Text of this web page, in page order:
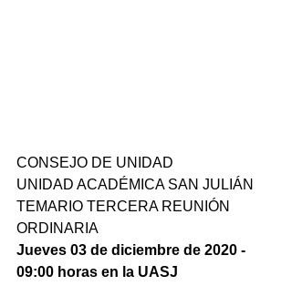
CONSEJO DE UNIDAD
UNIDAD ACADÉMICA SAN JULIÁN
TEMARIO TERCERA REUNIÓN
ORDINARIA
Jueves 03 de diciembre de 2020 -
09:00 horas en la UASJ